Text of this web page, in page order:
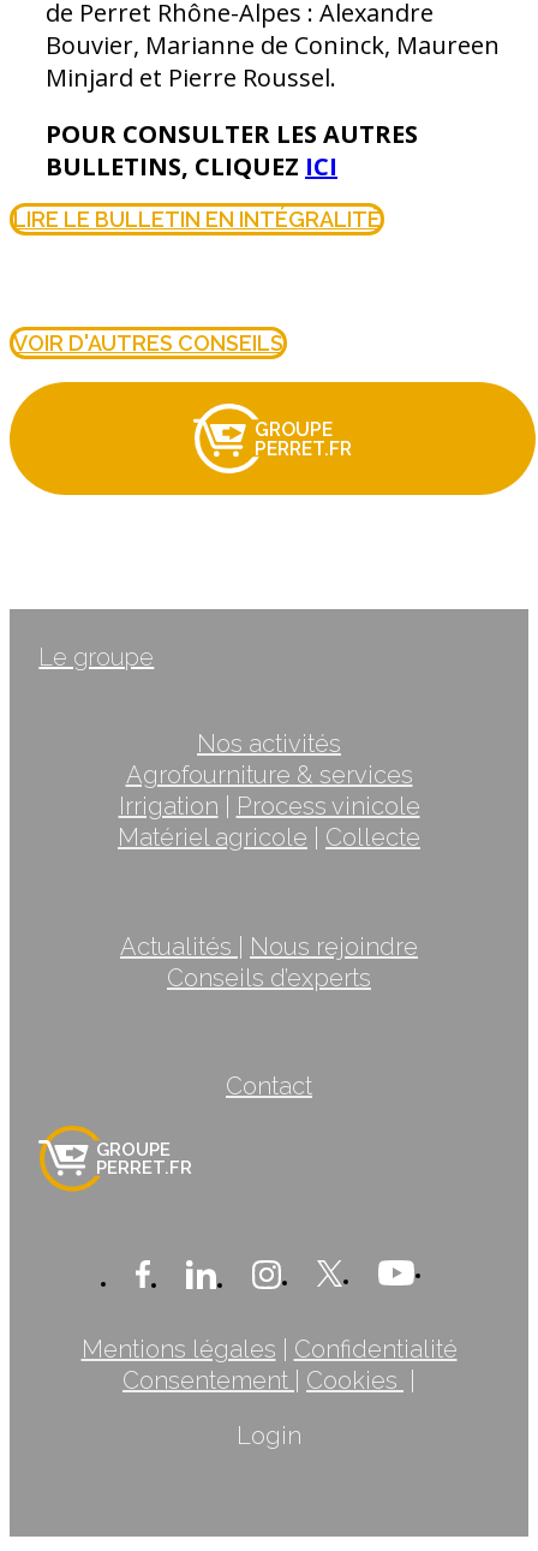
de Perret Rhône-Alpes : Alexandre
Bouvier, Marianne de Coninck, Maureen
Minjard et Pierre Roussel.
POUR CONSULTER LES AUTRES
BULLETINS, CLIQUEZ ICI
LIRE LE BULLETIN EN INTÉGRALITÉ
VOIR D'AUTRES CONSEILS
GROUPE
PERRET.FR
Le groupe
Nos activités
Agrofourniture & services
Irrigation
Process vinicole
Matériel agricole
Collecte
Actualités
Nous rejoindre
Conseils d’experts
Contact
GROUPE
PERRET.FR
Mentions légales
Confidentialité
Consentement
Cookies
Login